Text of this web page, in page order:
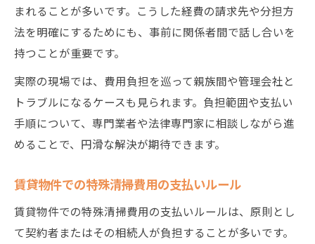
まれることが多いです。こうした経費の請求先や分担方
法を明確にするためにも、事前に関係者間で話し合いを
持つことが重要です。
実際の現場では、費用負担を巡って親族間や管理会社と
トラブルになるケースも見られます。負担範囲や支払い
手順について、専門業者や法律専門家に相談しながら進
めることで、円滑な解決が期待できます。
賃貸物件での特殊清掃費用の支払いルール
賃貸物件での特殊清掃費用の支払いルールは、原則とし
て契約者またはその相続人が負担することが多いです。